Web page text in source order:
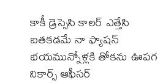
కాకీ డ్రెస్సెసి కాలర్ ఎత్తేసి
బతకడమే నా ఫ్యాషన్
భయమున్నోళ్లకి తోకను ఊపగ
నికార్స్ ఆఫీసర్